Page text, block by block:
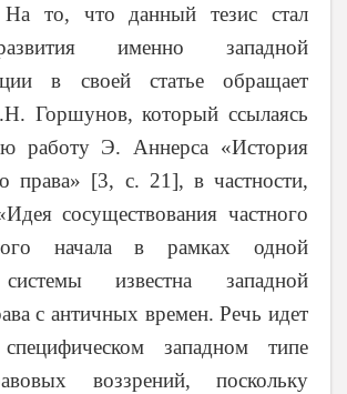
На то, что данный тезис стал
именно западной
в своей статье обращает
Горшунов, который ссылаясь
работу Э. Аннерса «История
права» [3, с. 21], в частности,
сосуществования частного
начала в рамках одной
известна западной
с античных времен. Речь идет
западном типе
воззрений, поскольку